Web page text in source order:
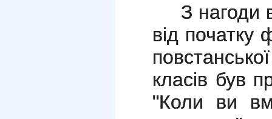
З нагоди
від початку
класів був
"Коли ви